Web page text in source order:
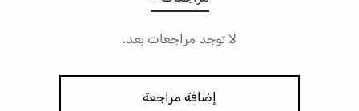
لا توجد مراجعات بعد.
إضافة مراجعة